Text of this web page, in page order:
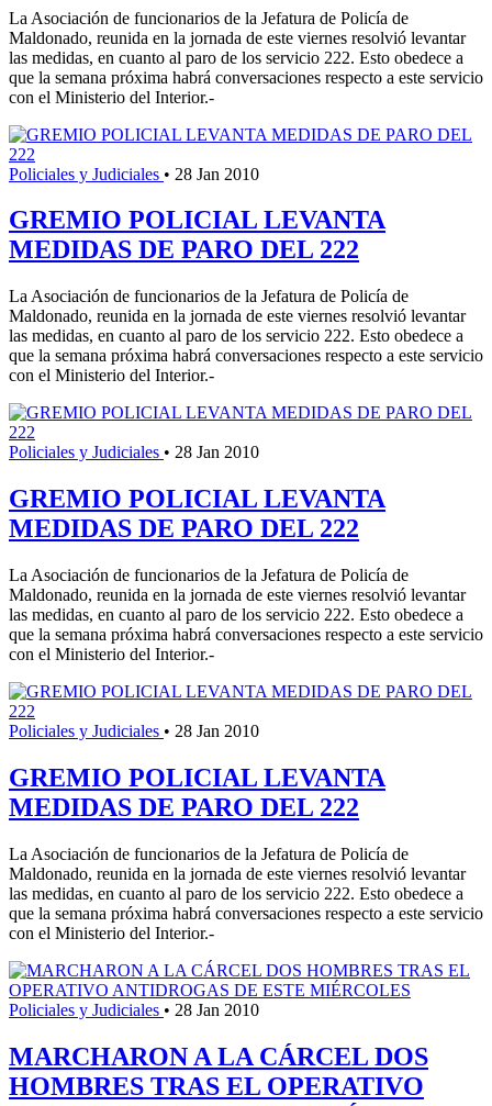
La Asociación de funcionarios de la Jefatura de Policía de
Maldonado, reunida en la jornada de este viernes resolvió levantar
las medidas, en cuanto al paro de los servicio 222. Esto obedece a
que la semana próxima habrá conversaciones respecto a este servicio
con el Ministerio del Interior.-
Policiales y Judiciales • 28 Jan 2010
GREMIO POLICIAL LEVANTA
MEDIDAS DE PARO DEL 222
La Asociación de funcionarios de la Jefatura de Policía de
Maldonado, reunida en la jornada de este viernes resolvió levantar
las medidas, en cuanto al paro de los servicio 222. Esto obedece a
que la semana próxima habrá conversaciones respecto a este servicio
con el Ministerio del Interior.-
Policiales y Judiciales • 28 Jan 2010
GREMIO POLICIAL LEVANTA
MEDIDAS DE PARO DEL 222
La Asociación de funcionarios de la Jefatura de Policía de
Maldonado, reunida en la jornada de este viernes resolvió levantar
las medidas, en cuanto al paro de los servicio 222. Esto obedece a
que la semana próxima habrá conversaciones respecto a este servicio
con el Ministerio del Interior.-
Policiales y Judiciales • 28 Jan 2010
GREMIO POLICIAL LEVANTA
MEDIDAS DE PARO DEL 222
La Asociación de funcionarios de la Jefatura de Policía de
Maldonado, reunida en la jornada de este viernes resolvió levantar
las medidas, en cuanto al paro de los servicio 222. Esto obedece a
que la semana próxima habrá conversaciones respecto a este servicio
con el Ministerio del Interior.-
Policiales y Judiciales • 28 Jan 2010
MARCHARON A LA CÁRCEL DOS
HOMBRES TRAS EL OPERATIVO